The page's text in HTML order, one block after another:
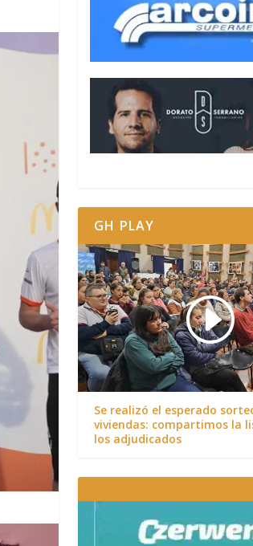
GH PLAY
Se realizó el esperado
viviendas: compartimos la
los adjudicados